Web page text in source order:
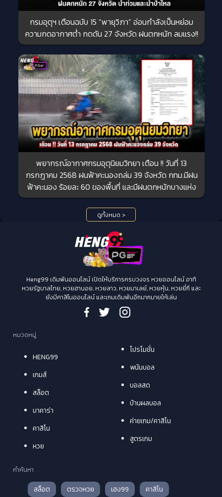
กรมอุตุฯ เตือนฉบับ 15 “พายุวิภา” อ่อนกำลังเป็นหย่อม
ความกดอากาศต่ำ กดดัน 27 จังหวัด ฝนตกหนัก ลมแรง!!
พยากรณ์อากาศกรมอุตุนิยมวิทยา เตือน !! วันที่ 13
กรกฎาคม 2568 ฝนฟ้าคะนองถล่ม 39 จังหวัด กทม.มีฝน
ฟ้าคะนอง ร้อยละ 60 ของพื้นที่ และมีฝนตกหนักบางแห่ง
ดูทั้งหมด >
Heng99 เดิมพันออนไลน์ เปิดให้บริการครบวงจร หวยออนไลน์ อาทิ
หวยรัฐบาลไทย, หวยฮานอย, หวยลาว, หวยมาเลย์, หวยหุ้น, หวยยี่กี และ
ยังมีคาสิโนออนไลน์ และเกมเดิมพันอีกมากมายให้เล่น
หมวดหมู่
HENG99
เกมส์
สล็อต
บาคาร่า
คาสิโน
หวย
โปรโมชั่น
พนันบอล
บอลสด
บ้านผลบอล
ค่ายเกม/คาสิโน
สูตรเกม
คำค้นหา
สล็อต ตรวจหวย เฮง99 คาสิโน